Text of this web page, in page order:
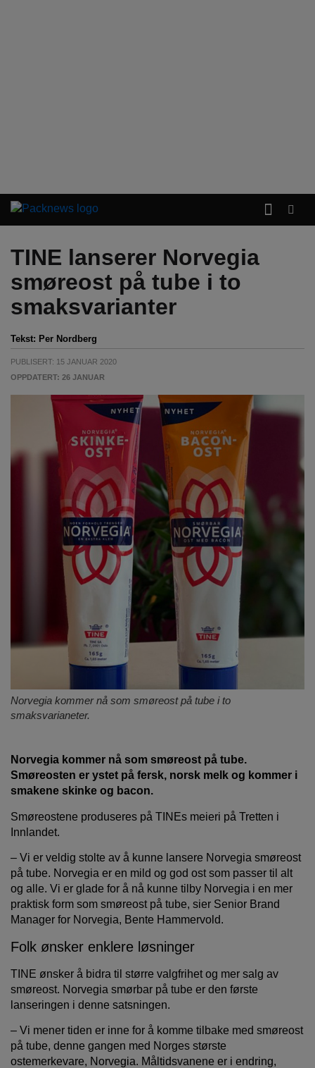
TINE lanserer Norvegia
smøreost på tube i to
smaksvarianter
Tekst: Per Nordberg
PUBLISERT: 15 JANUAR 2020
OPPDATERT: 26 JANUAR
Norvegia kommer nå som smøreost på tube i to
smaksvarianeter.
Norvegia kommer nå som smøreost på tube.
Smøreosten er ystet på fersk, norsk melk og kommer i
smakene skinke og bacon.
Smøreostene produseres på TINEs meieri på Tretten i
Innlandet.
– Vi er veldig stolte av å kunne lansere Norvegia smøreost
på tube. Norvegia er en mild og god ost som passer til alt
og alle. Vi er glade for å nå kunne tilby Norvegia i en mer
praktisk form som smøreost på tube, sier Senior Brand
Manager for Norvegia, Bente Hammervold.
Folk ønsker enklere løsninger
TINE ønsker å bidra til større valgfrihet og mer salg av
smøreost. Norvegia smørbar på tube er den første
lanseringen i denne satsningen.
– Vi mener tiden er inne for å komme tilbake med smøreost
på tube, denne gangen med Norges største
ostemerkevare, Norvegia. Måltidsvanene er i endring,